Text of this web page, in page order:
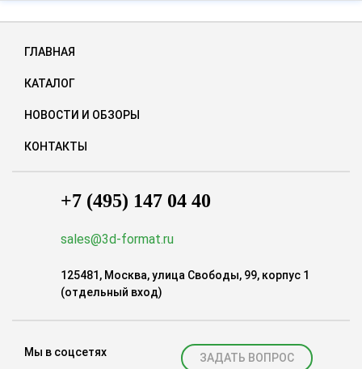
ГЛАВНАЯ
КАТАЛОГ
НОВОСТИ И ОБЗОРЫ
КОНТАКТЫ
+7 (495) 147 04 40
sales@3d-format.ru
125481, Москва, улица Свободы, 99, корпус 1
(отдельный вход)
Мы в соцсетях ЗАДАТЬ ВОПРОС